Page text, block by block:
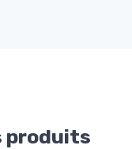
produits